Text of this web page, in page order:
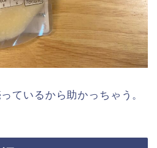
ているから助かっちゃう。